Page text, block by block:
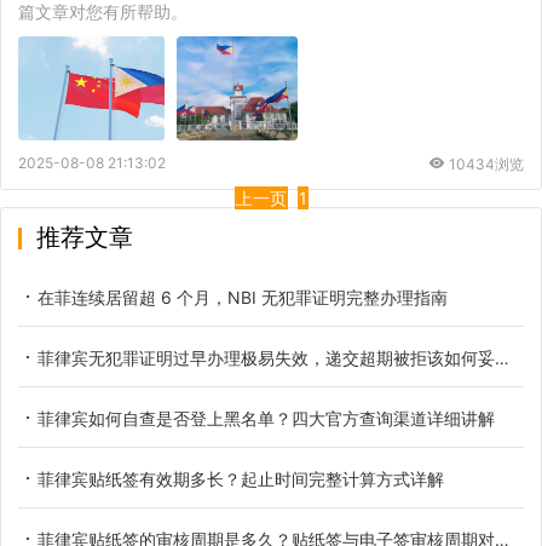
篇文章对您有所帮助。
2025-08-08 21:13:02 10434浏览
上一页 1
推荐文章
在菲连续居留超 6 个月，NBI 无犯罪证明完整办理指南
菲律宾无犯罪证明过早办理极易失效，递交超期被拒该如何妥善应对
菲律宾如何自查是否登上黑名单？四大官方查询渠道详细讲解
菲律宾贴纸签有效期多长？起止时间完整计算方式详解
菲律宾贴纸签的审核周期是多久？贴纸签与电子签审核周期对比参考